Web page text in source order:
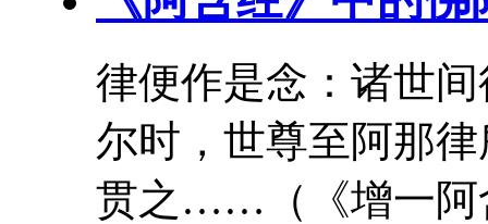
律便作是念：诸世
尔时，世尊至阿那
贯之……（《增一